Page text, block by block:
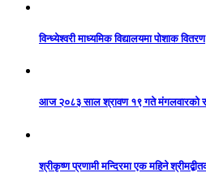
विन्ध्येश्वरी माध्यमिक विद्यालयमा पोशाक वितरण
आज २०८३ साल श्रावण १९ गते मंगलवारको
श्रीकृष्ण प्रणामी मन्दिरमा एक महिने